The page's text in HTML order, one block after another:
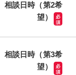
相談日時（第2希
望）
必
須
相談日時（第3希
望）
必
須